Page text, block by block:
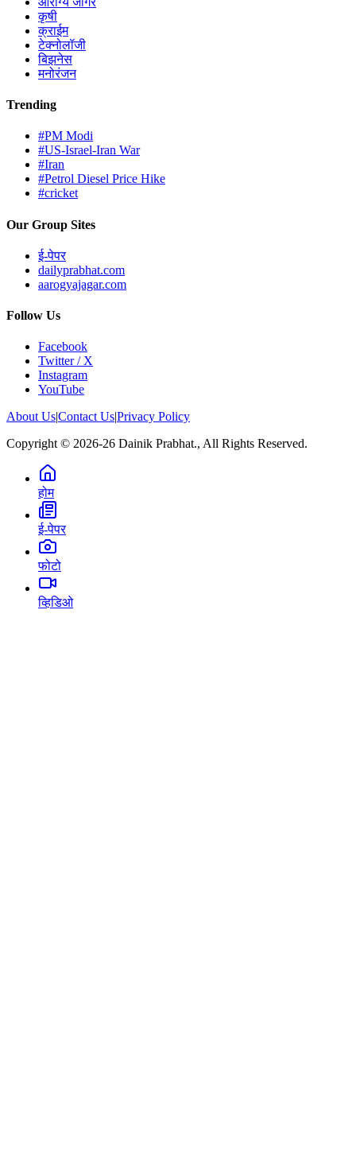
कृषी
क्राईम
टेक्नोलॉजी
बिझनेस
मनोरंजन
Trending
#PM Modi
#US-Israel-Iran War
#Iran
#Petrol Diesel Price Hike
#cricket
Our Group Sites
ई-पेपर
dailyprabhat.com
aarogyajagar.com
Follow Us
Facebook
Twitter / X
Instagram
YouTube
About Us|Contact Us|Privacy Policy
Copyright © 2026-26 Dainik Prabhat., All Rights Reserved.
होम
ई-पेपर
फोटो
व्हिडिओ